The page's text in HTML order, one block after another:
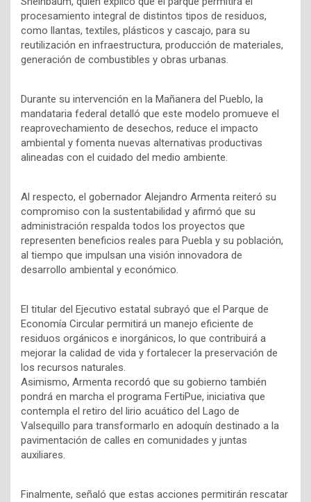
procesamiento integral de distintos tipos de residuos,
como llantas, textiles, plásticos y cascajo, para su
reutilización en infraestructura, producción de materiales,
generación de combustibles y obras urbanas.
Durante su intervención en la Mañanera del Pueblo, la
mandataria federal detalló que este modelo promueve el
reaprovechamiento de desechos, reduce el impacto
ambiental y fomenta nuevas alternativas productivas
alineadas con el cuidado del medio ambiente.
Al respecto, el gobernador Alejandro Armenta reiteró su
compromiso con la sustentabilidad y afirmó que su
administración respalda todos los proyectos que
representen beneficios reales para Puebla y su población,
al tiempo que impulsan una visión innovadora de
desarrollo ambiental y económico.
El titular del Ejecutivo estatal subrayó que el Parque de
Economía Circular permitirá un manejo eficiente de
residuos orgánicos e inorgánicos, lo que contribuirá a
mejorar la calidad de vida y fortalecer la preservación de
los recursos naturales.
Asimismo, Armenta recordó que su gobierno también
pondrá en marcha el programa FertiPue, iniciativa que
contempla el retiro del lirio acuático del Lago de
Valsequillo para transformarlo en adoquín destinado a la
pavimentación de calles en comunidades y juntas
auxiliares.
Finalmente, señaló que estas acciones permitirán rescatar